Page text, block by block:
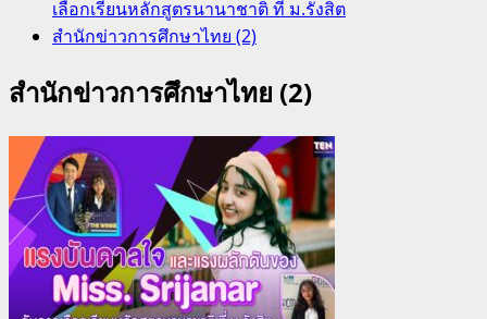
เลือกเรียนหลักสูตรนานาชาติ ที่ ม.รังสิต
สำนักข่าวการศึกษาไทย (2)
สำนักข่าวการศึกษาไทย (2)